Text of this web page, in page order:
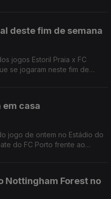
deste fim de semana
jogos Estoril Praia x FC
se jogaram neste fim de
em casa
jogo de ontem no Estádio do
do FC Porto frente ao
Nottingham Forest no